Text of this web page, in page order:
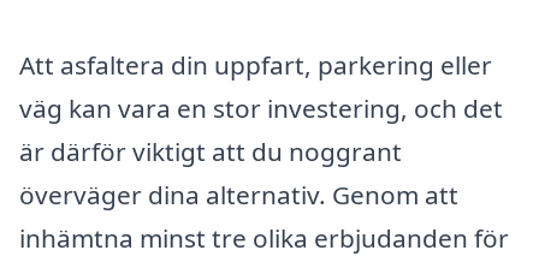
Att asfaltera din uppfart, parkering eller
väg kan vara en stor investering, och det
är därför viktigt att du noggrant
överväger dina alternativ. Genom att
inhämtna minst tre olika erbjudanden för